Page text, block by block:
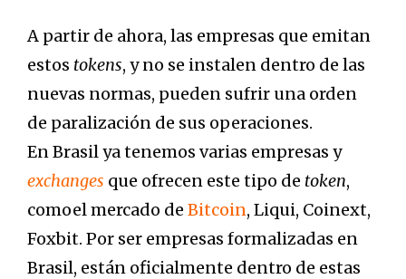
A partir de ahora, las empresas que emitan
estos tokens, y no se instalen dentro de las
nuevas normas, pueden sufrir una orden
de paralización de sus operaciones.
En Brasil ya tenemos varias empresas y
exchanges que ofrecen este tipo de token,
comoel mercado de Bitcoin, Liqui, Coinext,
Foxbit. Por ser empresas formalizadas en
Brasil, están oficialmente dentro de estas